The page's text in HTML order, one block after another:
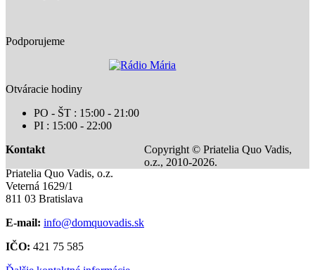
Podporujeme
Otváracie hodiny
PO - ŠT : 15:00 - 21:00
PI : 15:00 - 22:00
Kontakt
Priatelia Quo Vadis, o.z.
Veterná 1629/1
811 03 Bratislava
E-mail: info@domquovadis.sk
IČO: 421 75 585
Copyright © Priatelia Quo Vadis,
o.z., 2010-2026.